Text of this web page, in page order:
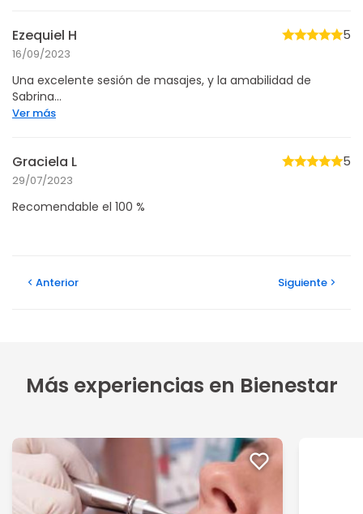
Ezequiel H
16/09/2023
5
Una excelente sesión de masajes, y la amabilidad de
Sabrina...
Ver más
Graciela L
29/07/2023
5
Recomendable el 100 %
Anterior Siguiente
Más experiencias en Bienestar